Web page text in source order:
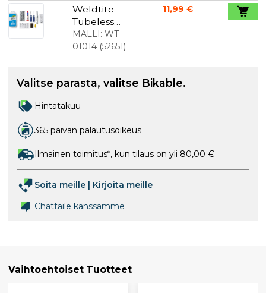
latex
maantiepyö
rään
Weldtite
Tubeless
Repair kit
MALLI: WT-
01014(52651)
11,99 €
Valitse parasta, valitse Bikable.
Hintatakuu
365 päivän palautusoikeus
Ilmainen toimitus*, kun tilaus on yli 80,00 €
Soita meille
Kirjoita meille
Chättäile kanssamme
Vaihtoehtoiset Tuotteet